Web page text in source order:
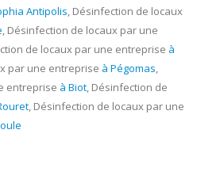
Antipolis, Désinfection de locaux
, Désinfection de locaux par une
de locaux par une entreprise à
par une entreprise à Pégomas,
entreprise à Biot, Désinfection de
, Désinfection de locaux par une